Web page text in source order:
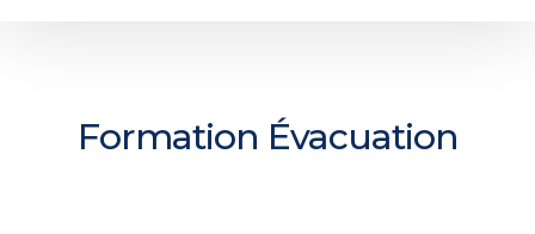
Formation Évacuation